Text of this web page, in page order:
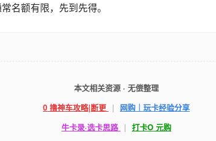
名额有限，先到先得。
本文相关资源 · 无偿整理
0 撸神车攻略|断更 |
网购｜玩卡经验分享
牛卡录·选卡思路 | 打卡O 元购